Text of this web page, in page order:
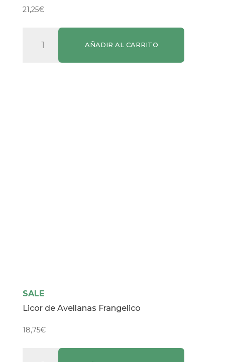
21,25€
cantidad
AÑADIR AL CARRITO
SALE
Licor de Avellanas Frangelico
18,75€